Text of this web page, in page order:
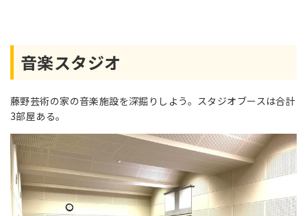
音楽スタジオ
藤野芸術の家の音楽施設を深掘りしよう。スタジオブースは合計
3部屋ある。